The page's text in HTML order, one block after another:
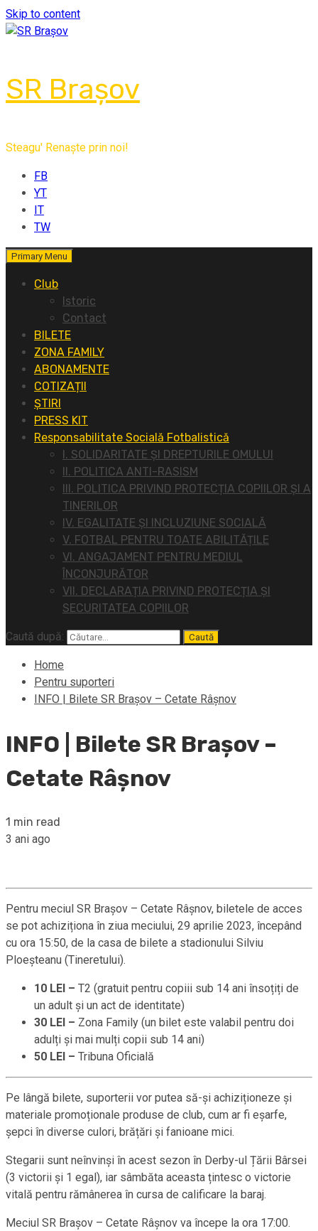
Skip to content
SR Brașov
Steagu' Renaște prin noi!
FB
YT
IT
TW
Primary Menu
Club
Istoric
Contact
BILETE
ZONA FAMILY
ABONAMENTE
COTIZAȚII
ȘTIRI
PRESS KIT
Responsabilitate Socială Fotbalistică
I. SOLIDARITATE ȘI DREPTURILE OMULUI
II. POLITICA ANTI-RASISM
III. POLITICA PRIVIND PROTECȚIA COPIILOR ȘI A
TINERILOR
IV. EGALITATE ȘI INCLUZIUNE SOCIALĂ
V. FOTBAL PENTRU TOATE ABILITĂȚILE
VI. ANGAJAMENT PENTRU MEDIUL
ÎNCONJURĂTOR
VII. DECLARAȚIA PRIVIND PROTECȚIA ȘI
SECURITATEA COPIILOR
Caută după:
Home
Pentru suporteri
INFO | Bilete SR Brașov – Cetate Râșnov
INFO | Bilete SR Brașov –
Cetate Râșnov
1 min read
3 ani ago
Pentru meciul SR Brașov – Cetate Râșnov, biletele de acces
se pot achiziționa în ziua meciului, 29 aprilie 2023, începând
cu ora 15:50, de la casa de bilete a stadionului Silviu
Ploeșteanu (Tineretului).
10 LEI – T2 (gratuit pentru copiii sub 14 ani însoțiți de
un adult și un act de identitate)
30 LEI – Zona Family (un bilet este valabil pentru doi
adulți și mai mulți copii sub 14 ani)
50 LEI – Tribuna Oficială
Pe lângă bilete, suporterii vor putea să-și achiziționeze și
materiale promoționale produse de club, cum ar fi eșarfe,
șepci în diverse culori, brățări și fanioane mici.
Stegarii sunt neînvinși în acest sezon în Derby-ul Țării Bârsei
(3 victorii și 1 egal), iar sâmbăta aceasta țintesc o victorie
vitală pentru rămânerea în cursa de calificare la baraj.
Meciul SR Brașov – Cetate Râșnov va începe la ora 17:00.